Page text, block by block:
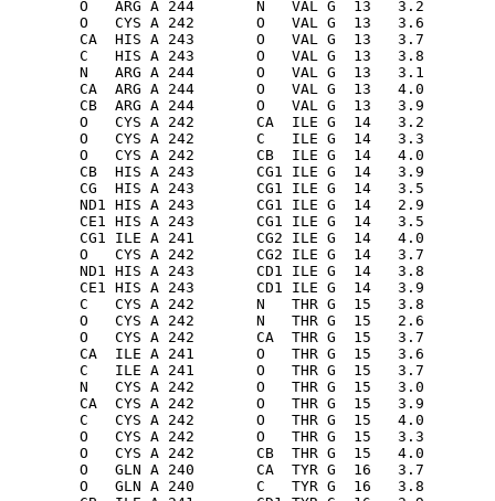
O   ARG A 244       N   VAL G  13   3.2
O   CYS A 242       O   VAL G  13   3.6
CA  HIS A 243       O   VAL G  13   3.7
C   HIS A 243       O   VAL G  13   3.8
N   ARG A 244       O   VAL G  13   3.1
CA  ARG A 244       O   VAL G  13   4.0
CB  ARG A 244       O   VAL G  13   3.9
O   CYS A 242       CA  ILE G  14   3.2
O   CYS A 242       C   ILE G  14   3.3
O   CYS A 242       CB  ILE G  14   4.0
CB  HIS A 243       CG1 ILE G  14   3.9
CG  HIS A 243       CG1 ILE G  14   3.5
ND1 HIS A 243       CG1 ILE G  14   2.9
CE1 HIS A 243       CG1 ILE G  14   3.5
CG1 ILE A 241       CG2 ILE G  14   4.0
O   CYS A 242       CG2 ILE G  14   3.7
ND1 HIS A 243       CD1 ILE G  14   3.8
CE1 HIS A 243       CD1 ILE G  14   3.9
C   CYS A 242       N   THR G  15   3.8
O   CYS A 242       N   THR G  15   2.6
O   CYS A 242       CA  THR G  15   3.7
CA  ILE A 241       O   THR G  15   3.6
C   ILE A 241       O   THR G  15   3.7
N   CYS A 242       O   THR G  15   3.0
CA  CYS A 242       O   THR G  15   3.9
C   CYS A 242       O   THR G  15   4.0
O   CYS A 242       O   THR G  15   3.3
O   CYS A 242       CB  THR G  15   4.0
O   GLN A 240       CA  TYR G  16   3.7
O   GLN A 240       C   TYR G  16   3.8